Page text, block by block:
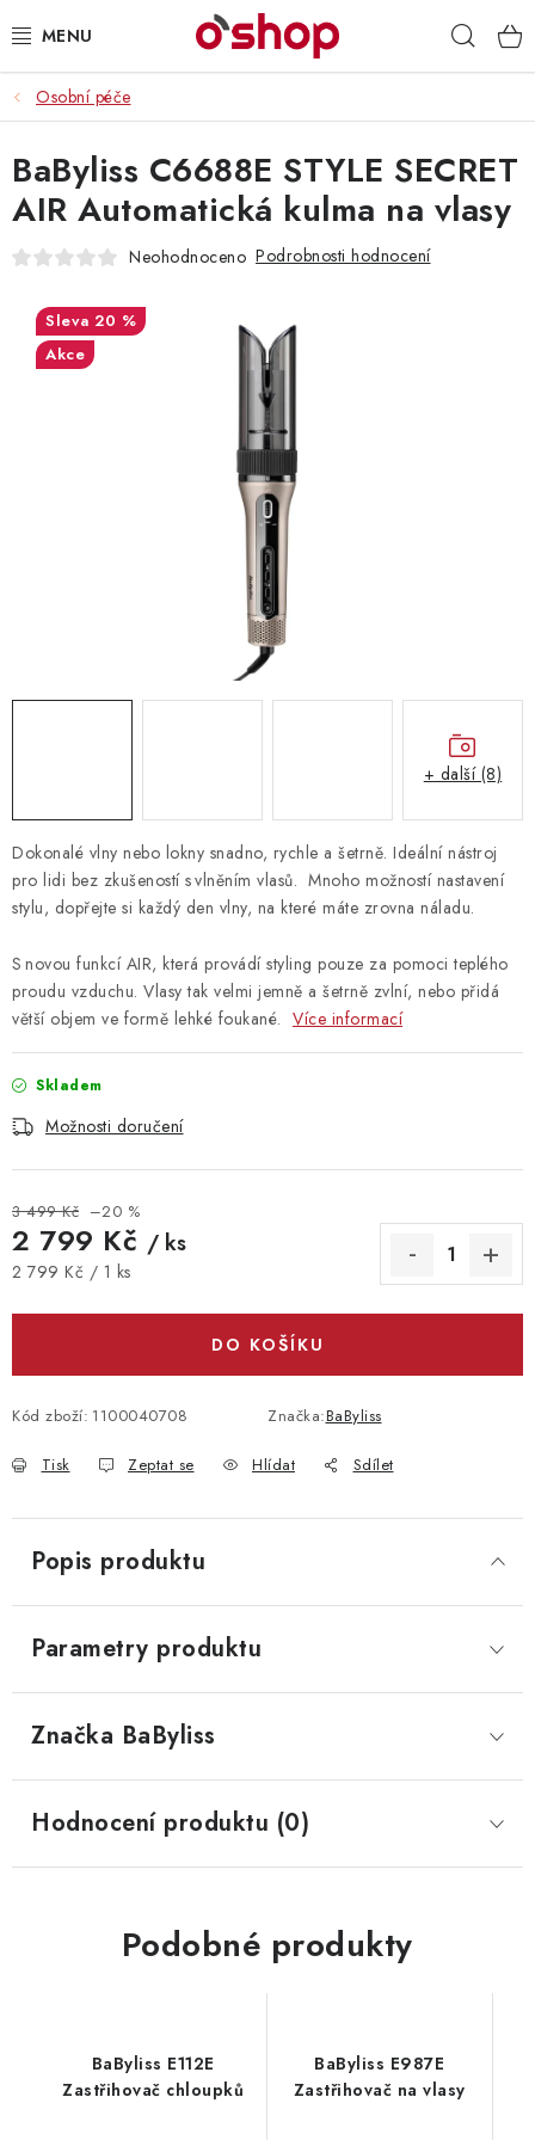
na
OSOBNÍ PÉČE
POTRAVINY
HRAČKY 🧸
ZACHRAŇTE PRODUKTY
Obchodní podmínky
Podmínky ochrany osobních údajů
Osobní péče
Dokonalé vlny nebo lokny snadno, rychle a šetrně. Ideální nástroj
pro lidi bez zkušeností s vlněním vlasů. Mnoho možností nastavení
stylu, dopřejte si každý den vlny, na které máte zrovna náladu.
S novou funkcí AIR, která provádí styling pouze za pomoci teplého
proudu vzduchu. Vlasy tak velmi jemně a šetrně zvlní, nebo přidá
větší objem ve formě lehké foukané. Více informací
Skladem
Možnosti doručení
3 499 Kč –20 %
2 799 Kč / ks
Měrná cena:
2 799 Kč / 1 ks
DO KOŠÍKU
Kód zboží: 1100040708 Značka:BaByliss
Tisk Zeptat se Hlídat Sdílet
BaByliss C6688E STYLE SECRET
AIR Automatická kulma na vlasy
Neohodnoceno Podrobnosti hodnocení
20 %
Akce
+ další (8)
Popis produktu
Parametry produktu
Značka BaByliss
Hodnocení produktu (0)
Podobné produkty
BaByliss E112E
Zastřihovač chloupků
BaByliss E987E
Zastřihovač na vlasy